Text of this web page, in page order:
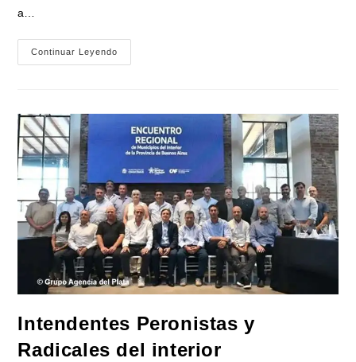
a…
Continuar Leyendo
«La
Les
Vamos
La
Espalda
A
Los
Bonaerenses
Que
Sufren
Necesidades»
Intendentes Peronistas y
Radicales del interior